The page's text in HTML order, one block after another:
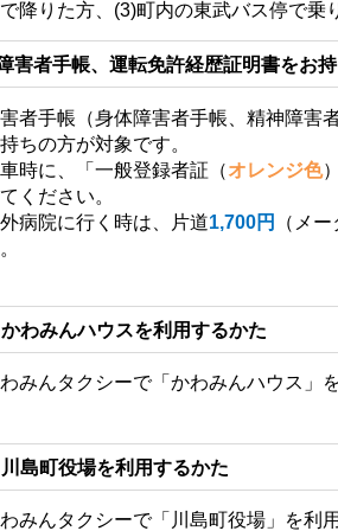
降りた方、(3)町内の東武バス停で
害者手帳、運転免許経歴証明書をお
者手帳（身体障害者手帳、精神障害
ちの方が対象です。
時に、「一般登録者証（オレンジ色
ください。
病院に行く時は、片道1,700円
（メ
かわみんハウスを利用するかた
みんタクシーで「かわみんハウス」
川島町役場を利用するかた
みんタクシーで「川島町役場」を利